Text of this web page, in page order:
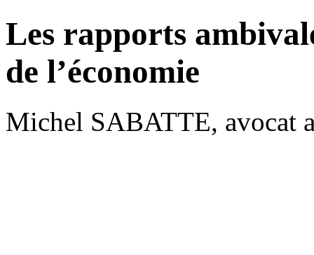
Les rapports
de l’économie
Michel SABATTE, avocat